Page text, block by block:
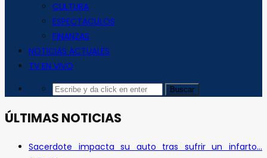
CULTURA
ESPECTACULOS
FINANZAS
NOTICIAS ACTUALES
TV EN VIVO
ÚLTIMAS NOTICIAS
Sacerdote impacta su auto tras sufrir un infarto…